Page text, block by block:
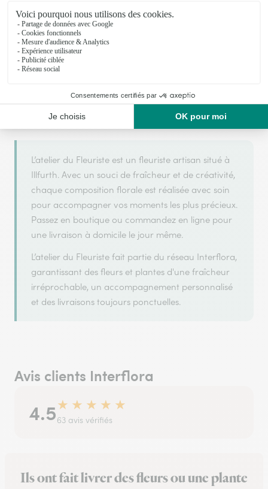
Votre fleuriste artisan à Illfurth
et a obtenu le labelARGENTen 2025 et 2026
L’atelier du Fleuriste est un fleuriste artisan situé à
Illfurth. Avec un souci de fraîcheur et de créativité,
chaque composition florale est réalisée avec soin
pour accompagner vos moments les plus précieux.
Passez en boutique ou commandez en ligne pour
une livraison à domicile le jour même.
L’atelier du Fleuriste fait partie du réseau Interflora,
garantissant des fleurs et plantes d'une fraîcheur
irréprochable, un accompagnement personnalisé
et des livraisons toujours ponctuelles.
Avis clients Interflora
4.5★ ★ ★ ★ ★
63 avis vérifiés
Ils ont fait livrer des fleurs ou une plante